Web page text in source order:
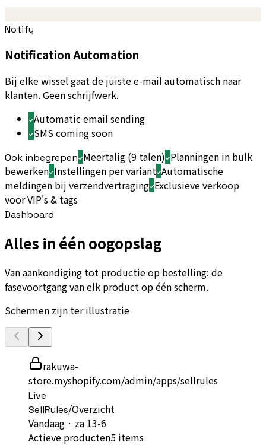
Notify
Notification Automation
Bij elke wissel gaat de juiste e-mail automatisch naar
klanten. Geen schrijfwerk.
Automatic email sending
SMS coming soon
Ook inbegrepen Meertalig (9 talen) Planningen in bulk
bewerken Instellingen per variant Automatische
meldingen bij verzendvertraging Exclusieve verkoop
voor VIP's & tags
Dashboard
Alles in één oogopslag
Van aankondiging tot productie op bestelling: de
fasevoortgang van elk product op één scherm.
Schermen zijn ter illustratie
rakuwa-
store.myshopify.com/admin/apps/sellrules
Live
SellRules/Overzicht
Vandaag · za 13-6
Actieve producten5 items